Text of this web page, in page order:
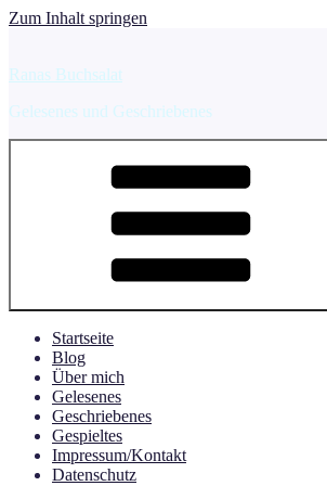
Zum Inhalt springen
Ranas Buchsalat
Gelesenes und Geschriebenes
Startseite
Blog
Über mich
Gelesenes
Geschriebenes
Gespieltes
Impressum/Kontakt
Datenschutz